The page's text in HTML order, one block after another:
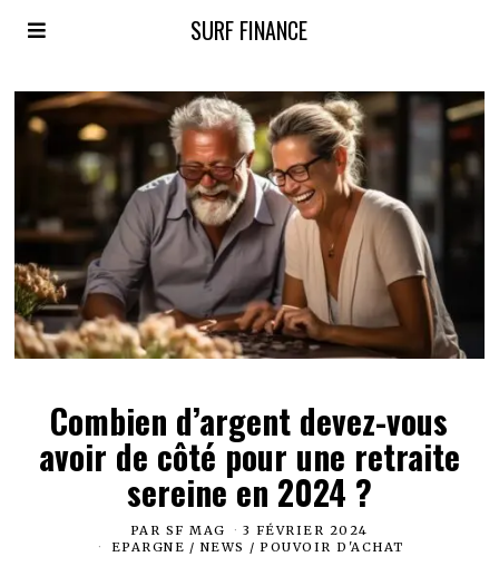
SURF FINANCE
Combien d’argent devez-vous
avoir de côté pour une retraite
sereine en 2024 ?
PAR SF MAG
3 FÉVRIER 2024
EPARGNE / NEWS / POUVOIR D'ACHAT